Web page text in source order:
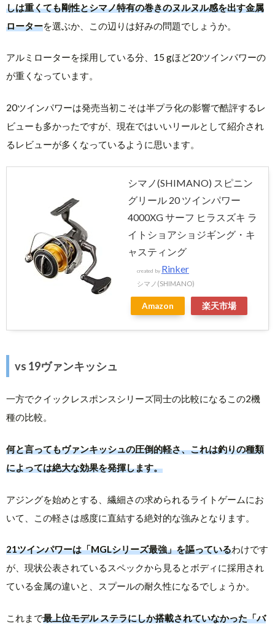
しは重くても剛性とシマノ特有の巻きのヌルヌル感を出す金属
ローターを選ぶか、この辺りは好みの問題でしょうか。
アルミローターを採用している分、15 gほど20ツインパワーの
が重くなっています。
20ツインパワーは発売当初こそは半プラ化の影響で酷評するレ
ビューも多かったですが、現在ではいいリールとして紹介され
るレビューが多くなっているように思います。
シマノ(SHIMANO) スピニン
グリール 20 ツインパワー
4000XG サーフ ヒラスズキ ラ
イトショアショジギング・キ
ャスティング
created by Rinker
シマノ(SHIMANO)
Amazon 楽天市場
vs 19ヴァンキッシュ
一方でクイックレスポンスシリーズ同士の比較になるこの2機
種の比較。
何と言ってもヴァンキッシュの圧倒的軽さ、これは釣りの種類
によっては絶大な効果を発揮します。
アジングを始めとする、繊細さの求められるライトゲームにお
いて、この軽さは感度に直結する絶対的な強みとなります。
21ツインパワーは「MGLシリーズ最強」を謳っているわけです
が、現状公表されているスペックから見るとボディに採用され
ている金属の違いと、スプールの耐久性になるでしょうか。
これまで最上位モデル ステラにしか搭載されていなかった「バ